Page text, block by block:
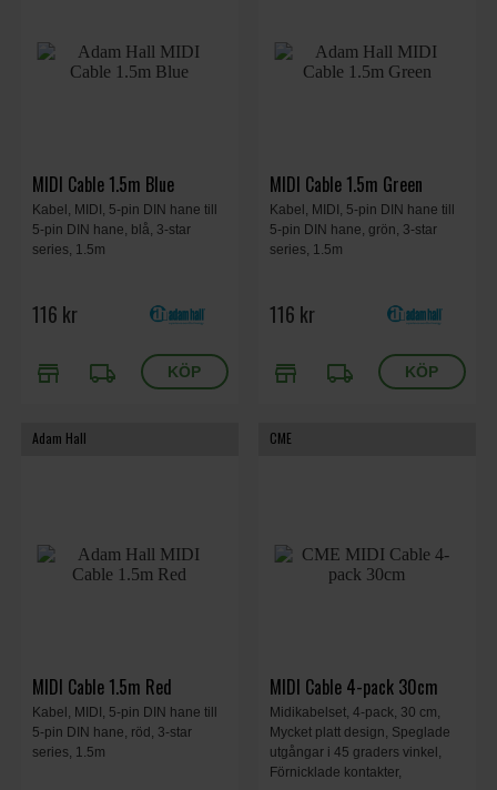
MIDI Cable 1.5m Blue
Kabel, MIDI, 5-pin DIN hane till
5-pin DIN hane, blå, 3-star
series, 1.5m
116 kr
store local_shipping
MIDI Cable 1.5m Green
Kabel, MIDI, 5-pin DIN hane till
5-pin DIN hane, grön, 3-star
series, 1.5m
116 kr
store local_shipping
Adam Hall
MIDI Cable 1.5m Red
Kabel, MIDI, 5-pin DIN hane till
5-pin DIN hane, röd, 3-star
series, 1.5m
CME
MIDI Cable 4-pack 30cm
Midikabelset, 4-pack, 30 cm,
Mycket platt design, Speglade
utgångar i 45 graders vinkel,
Förnicklade kontakter,